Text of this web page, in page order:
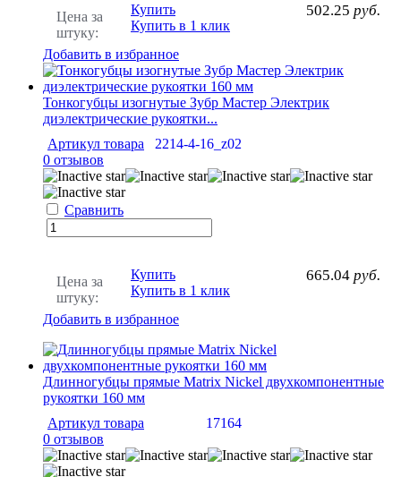
Цена за
штуку:
502.25 руб.
Купить
Купить в 1 клик
Добавить в избранное
Тонкогубцы изогнутые Зубр Мастер Электрик
диэлектрические рукоятки...
Артикул товара
2214-4-16_z02
0 отзывов
Сравнить
Цена за
штуку:
665.04 руб.
Купить
Купить в 1 клик
Добавить в избранное
Длинногубцы прямые Matrix Nickel двухкомпонентные
рукоятки 160 мм
Артикул товара
17164
0 отзывов